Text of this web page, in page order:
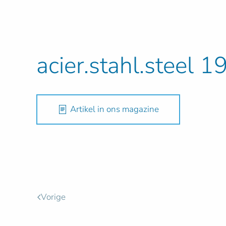
acier.stahl.steel
Artikel in ons magazine
Vorige